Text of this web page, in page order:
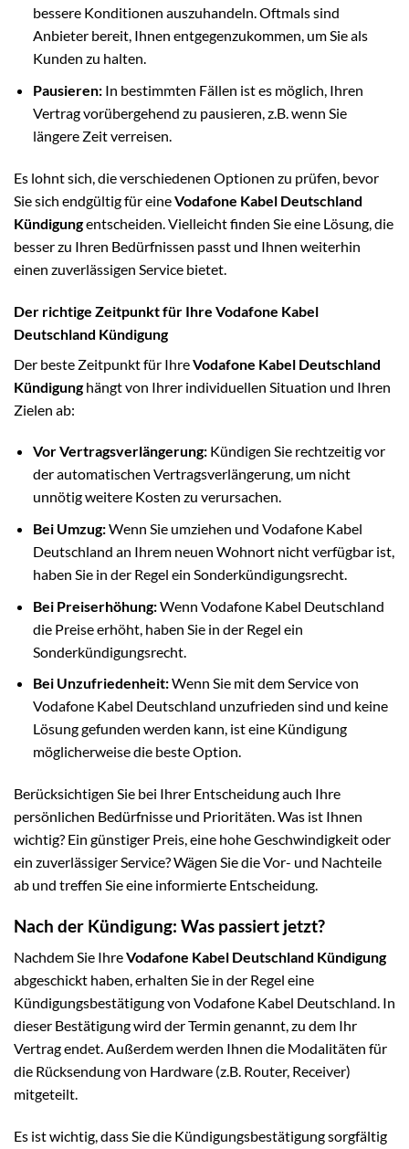
bessere Konditionen auszuhandeln. Oftmals sind
Anbieter bereit, Ihnen entgegenzukommen, um Sie als
Kunden zu halten.
Pausieren:In bestimmten Fällen ist es möglich, Ihren
Vertrag vorübergehend zu pausieren, z.B. wenn Sie
längere Zeit verreisen.
Es lohnt sich, die verschiedenen Optionen zu prüfen, bevor
Sie sich endgültig für eineVodafone Kabel Deutschland
Kündigungentscheiden. Vielleicht finden Sie eine Lösung, die
besser zu Ihren Bedürfnissen passt und Ihnen weiterhin
einen zuverlässigen Service bietet.
Der richtige Zeitpunkt für Ihre Vodafone Kabel
Deutschland Kündigung
Der beste Zeitpunkt für IhreVodafone Kabel Deutschland
Kündigunghängt von Ihrer individuellen Situation und Ihren
Zielen ab:
Vor Vertragsverlängerung:Kündigen Sie rechtzeitig vor
der automatischen Vertragsverlängerung, um nicht
unnötig weitere Kosten zu verursachen.
Bei Umzug:Wenn Sie umziehen und Vodafone Kabel
Deutschland an Ihrem neuen Wohnort nicht verfügbar ist,
haben Sie in der Regel ein Sonderkündigungsrecht.
Bei Preiserhöhung:Wenn Vodafone Kabel Deutschland
die Preise erhöht, haben Sie in der Regel ein
Sonderkündigungsrecht.
Bei Unzufriedenheit:Wenn Sie mit dem Service von
Vodafone Kabel Deutschland unzufrieden sind und keine
Lösung gefunden werden kann, ist eine Kündigung
möglicherweise die beste Option.
Berücksichtigen Sie bei Ihrer Entscheidung auch Ihre
persönlichen Bedürfnisse und Prioritäten. Was ist Ihnen
wichtig? Ein günstiger Preis, eine hohe Geschwindigkeit oder
ein zuverlässiger Service? Wägen Sie die Vor- und Nachteile
ab und treffen Sie eine informierte Entscheidung.
Nach der Kündigung: Was passiert jetzt?
Nachdem Sie IhreVodafone Kabel Deutschland Kündigung
abgeschickt haben, erhalten Sie in der Regel eine
Kündigungsbestätigung von Vodafone Kabel Deutschland. In
dieser Bestätigung wird der Termin genannt, zu dem Ihr
Vertrag endet. Außerdem werden Ihnen die Modalitäten für
die Rücksendung von Hardware (z.B. Router, Receiver)
mitgeteilt.
Es ist wichtig, dass Sie die Kündigungsbestätigung sorgfältig